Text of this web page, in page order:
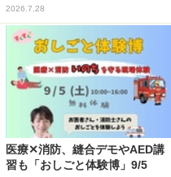
2026.7.28
医療✕消防、縫合デモやAED講
習も「おしごと体験博」9/5